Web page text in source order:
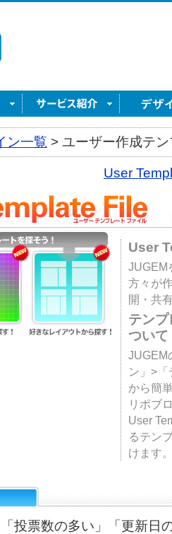
ン一覧 > ユーザー作成テ
User
User
JUGEM
方々が
開・共
テン
ついて
JUGEM
ン」>
から簡
リポブ
User
るテン
けます
投票数の多い」「更新日